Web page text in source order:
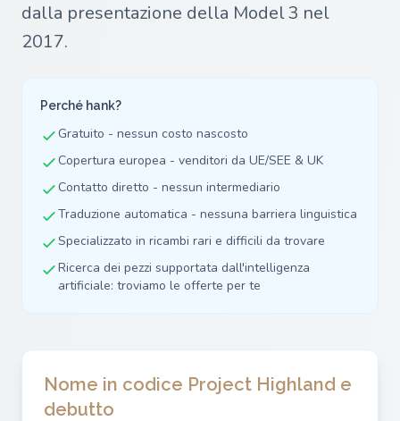
dalla presentazione della Model 3 nel
2017.
Perché hank?
Gratuito - nessun costo nascosto
Copertura europea - venditori da UE/SEE & UK
Contatto diretto - nessun intermediario
Traduzione automatica - nessuna barriera linguistica
Specializzato in ricambi rari e difficili da trovare
Ricerca dei pezzi supportata dall'intelligenza
artificiale: troviamo le offerte per te
Nome in codice Project Highland e
debutto